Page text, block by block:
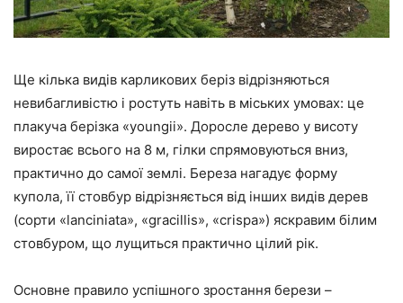
Ще кілька видів карликових беріз відрізняються
невибагливістю і ростуть навіть в міських умовах: це
плакуча берізка «youngii». Доросле дерево у висоту
виростає всього на 8 м, гілки спрямовуються вниз,
практично до самої землі. Береза нагадує форму
купола, її стовбур відрізняється від інших видів дерев
(сорти «lanciniata», «gracillis», «crispa») яскравим білим
стовбуром, що лущиться практично цілий рік.
Основне правило успішного зростання берези –